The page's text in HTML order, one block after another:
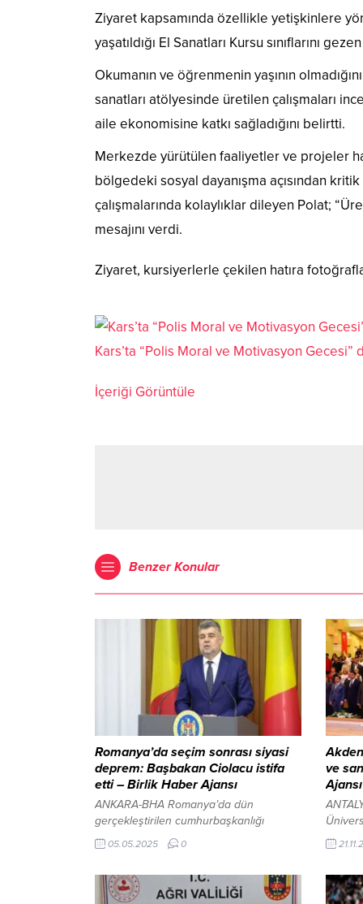
​Ziyaret kapsamında özellikle yetişkinlere
yaşatıldığı El Sanatları Kursu sınıflarını
​Okumanın ve öğrenmenin yaşının
sanatları atölyesinde üretilen çalışmaları
aile ekonomisine katkı sağladığını belirtti. ​
​Merkezde yürütülen faaliyetler ve projeler
bölgedeki sosyal dayanışma açısından
çalışmalarında kolaylıklar dileyen Polat;
mesajını verdi.
​Ziyaret, kursiyerlerle çekilen hatıra
Kars’ta “Polis Moral ve Motivasyon Gecesi”
İçeriği Görüntüle
Benzer Konular
Romanya’da seçim sonrası siyasi
deprem: Başbakan Ciolacu istifa
etti – Birlik Haber Ajansı
ANKARA-BHA Romanya’da dün
gerçekleştirilen cumhurbaşkanlığı
seçimlerinin ilk turunun ardından ülkede
siyasi dengeler sarsıldı. Mevcut
sonuçlarının ardından görevinden istifa
05.05.2025 0
ve
Ajansı